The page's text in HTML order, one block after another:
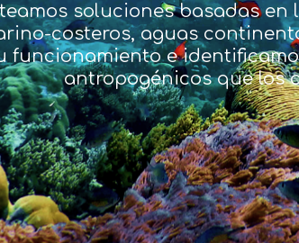
soluciones basadas en
costeros, aguas
funcionamiento e
antropogénicos que los